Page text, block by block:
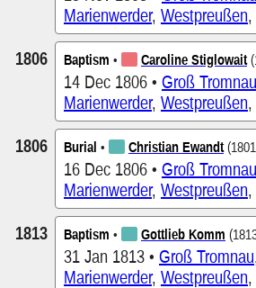
Marienwerder, Westpreußen,
1806 Baptism • Caroline Stiglowait
14 Dec 1806 • Groß Tromnau
Marienwerder, Westpreußen,
1806 Burial • Christian Ewandt
16 Dec 1806 • Groß Tromnau
Marienwerder, Westpreußen,
1813 Baptism • Gottlieb Komm
31 Jan 1813 • Groß Tromnau,
Marienwerder, Westpreußen,